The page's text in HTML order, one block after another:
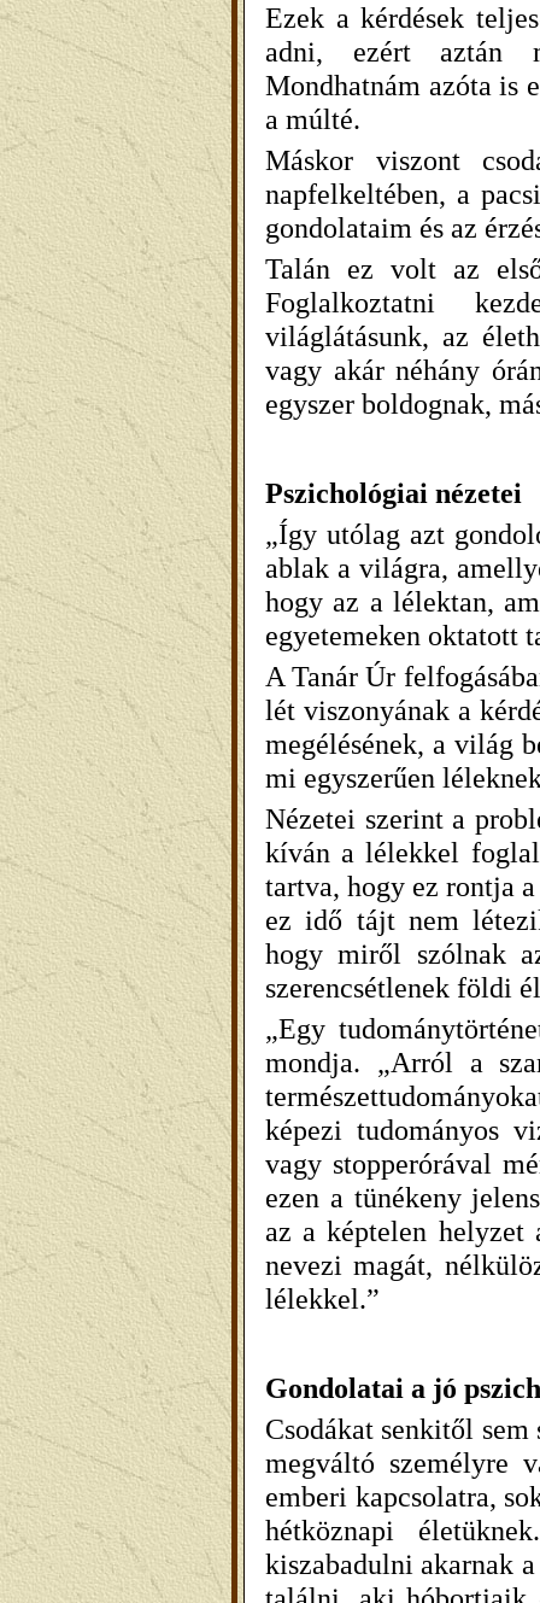
Ezek a kérdések
adni, ezért aztán
Mondhatnám azóta is
a múlté.
Máskor viszont
napfelkeltében, a
gondolataim és az
Talán ez volt az
Foglalkoztatni
világlátásunk, az
vagy akár néhány
egyszer boldognak,
Pszichológiai nézetei
„Így utólag azt
ablak a világra,
hogy az a lélektan,
egyetemeken oktatott
A Tanár Úr
lét viszonyának a
megélésének, a világ
mi egyszerűen
Nézetei szerint a
kíván a lélekkel
tartva, hogy ez rontja
ez idő tájt nem
hogy miről szólnak
szerencsétlenek földi
„Egy
mondja. „Arról a
képezi tudományos
vagy stopperórával
ezen a tünékeny
az a képtelen helyzet
nevezi magát,
lélekkel.”
Gondolatai a jó
Csodákat senkitől
megváltó személyre
emberi kapcsolatra,
hétköznapi
kiszabadulni akarnak